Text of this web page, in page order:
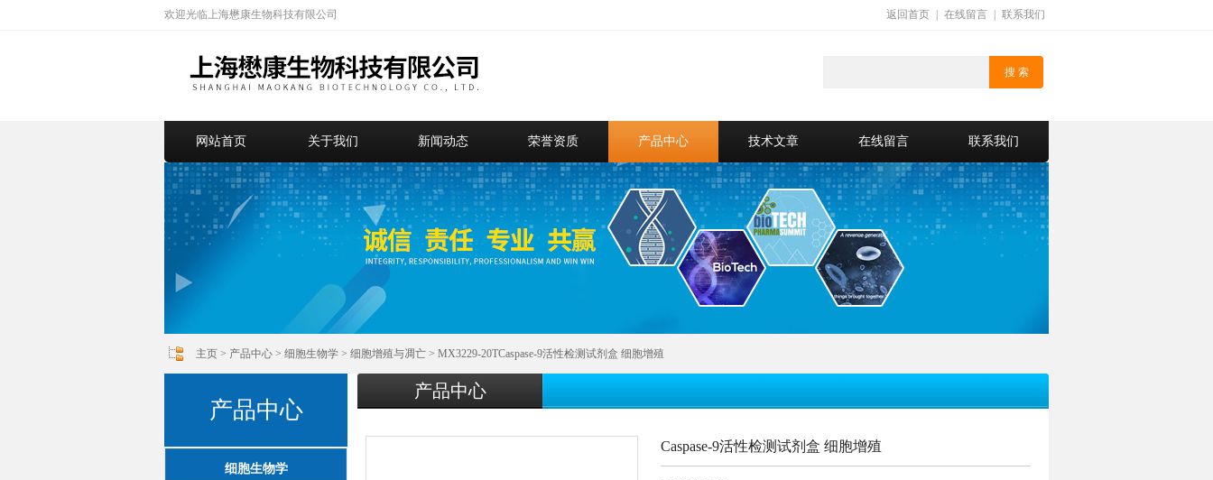
欢迎光临上海懋康生物科技有限公司 返回首页 在线留言 联系我们
网站首页 关于我们 新闻动态 荣誉资质 产品中心 技术文章 在线留言 联系我们
主页 > 产品中心 > 细胞生物学 > 细胞增殖与凋亡 > MX3229-20TCaspase-9活性检测试剂盒 细胞增殖
产品中心
细胞生物学
产品中心
Caspase-9活性检测试剂盒 细胞增殖